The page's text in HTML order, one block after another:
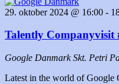
29. oktober 2024 @ 16:00 -
Talently Companyvisit
Google DanmarkSkt. Petri
Latest in the world of Google